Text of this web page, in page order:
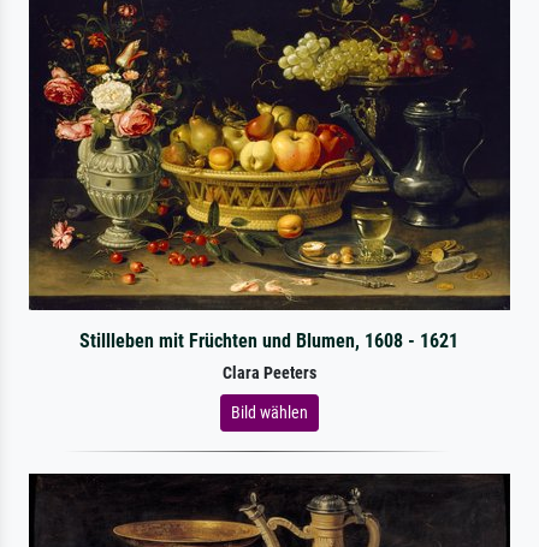
Stillleben mit Früchten und Blumen, 1608 - 1621
Clara Peeters
Bild wählen